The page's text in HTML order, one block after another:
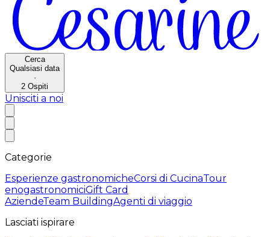
Cerca
Qualsiasi data
·
2 Ospiti
Unisciti a noi
Categorie
Esperienze gastronomicheCorsi di CucinaTour
enogastronomiciGift Card
AziendeTeam BuildingAgenti di viaggio
Lasciati ispirare